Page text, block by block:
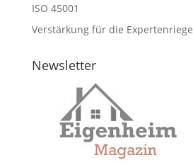
ISO 45001
Verstärkung für die Expertenriege
Newsletter